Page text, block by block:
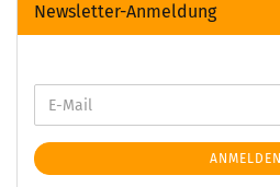
Newsletter-Anmeldung
ANMELDEN